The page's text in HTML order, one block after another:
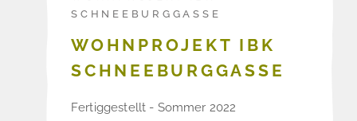
SCHNEEBURGGASSE
WOHNPROJEKT IBK
SCHNEEBURGGASSE
Fertiggestellt - Sommer 2022